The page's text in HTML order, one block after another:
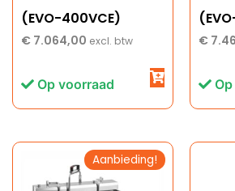
(EVO-400VCE)
€ 7.064,00 excl. btw
Op voorraad
€
Aanbieding!